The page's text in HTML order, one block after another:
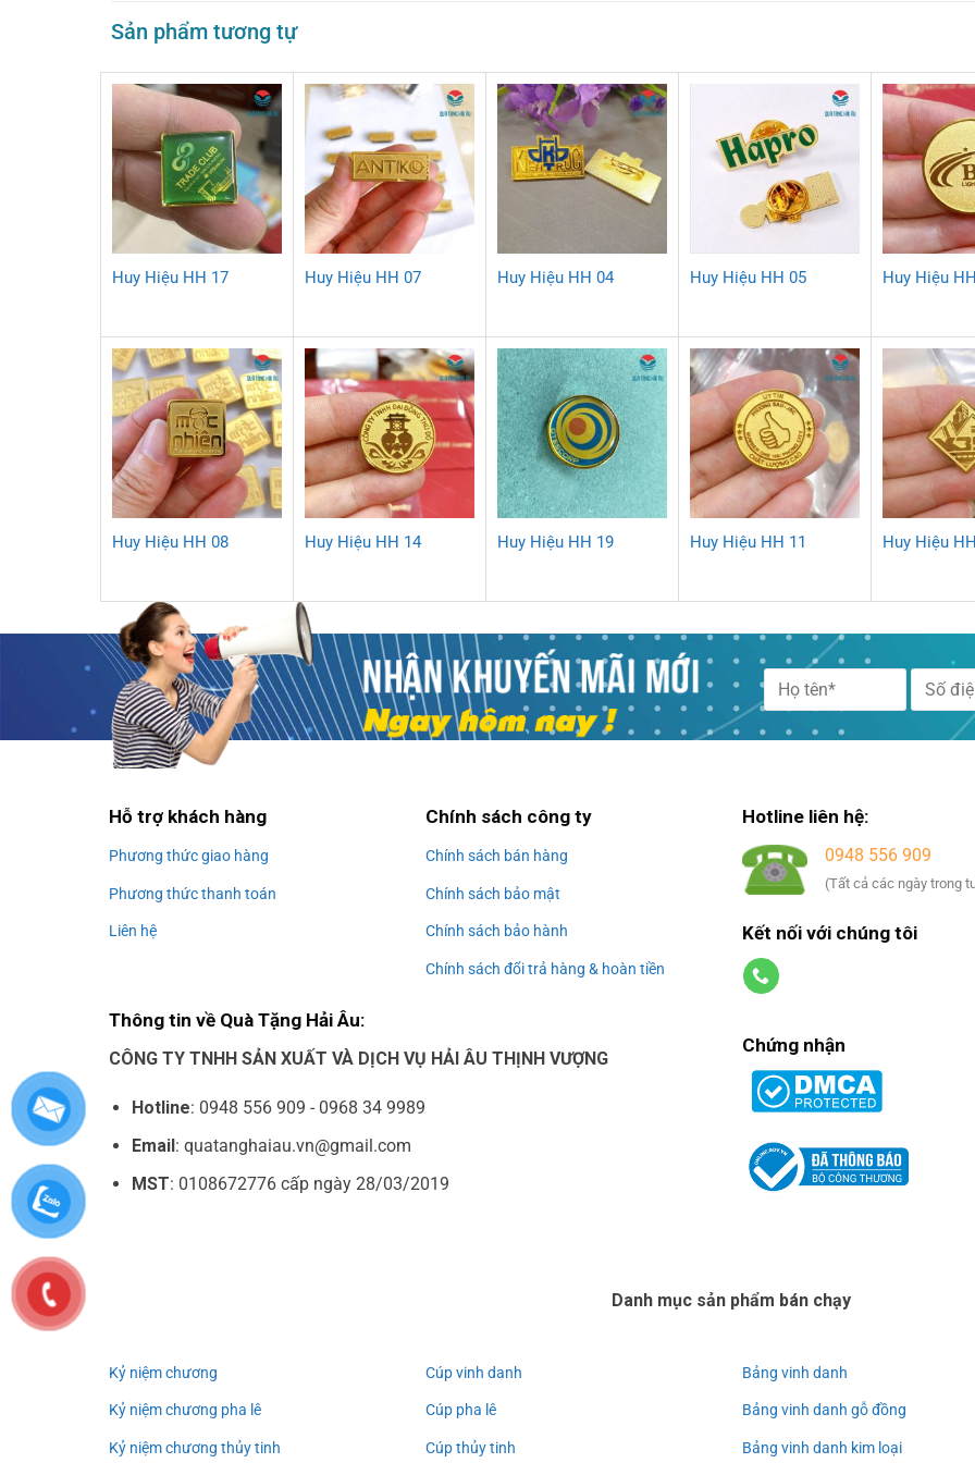
Sản phẩm tương tự
Huy Hiệu HH 17 Huy Hiệu HH 07 Huy Hiệu HH 04 Huy Hiệu HH 05 Huy Hiệu
Huy Hiệu HH 08 Huy Hiệu HH 14 Huy Hiệu HH 19 Huy Hiệu HH 11 Huy Hiệu
Alternative:
Hỗ trợ khách hàng
Phương thức giao hàng
Phương thức thanh toán
Liên hệ
Chính sách công ty
Chính sách bán hàng
Chính sách bảo mật
Chính sách bảo hành
Chính sách đổi trả hàng & hoàn tiền
Thông tin về Quà Tặng Hải Âu:
CÔNG TY TNHH SẢN XUẤT VÀ DỊCH VỤ HẢI ÂU THỊNH VƯỢNG
Hotline: 0948 556 909 - 0968 34 9989
Email: quatanghaiau.vn@gmail.com
MST: 0108672776 cấp ngày 28/03/2019
Hotline liên hệ:
0948 556 909
(Tất cả các ngày trong
Kết nối với chúng tôi
Chứng nhận
Danh mục sản phẩm bán chạy
Kỷ niệm chương
Kỷ niệm chương pha lê
Kỷ niệm chương thủy tinh
Cúp vinh danh
Cúp pha lê
Cúp thủy tinh
Bảng vinh danh
Bảng vinh danh gỗ đồng
Bảng vinh danh kim loại